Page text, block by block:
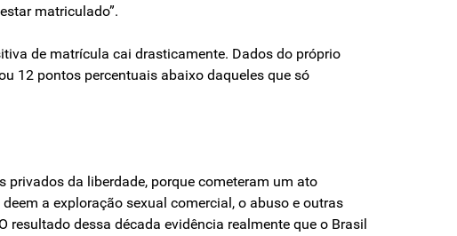
matriculado”.
de matrícula cai drasticamente. Dados do próprio
12 pontos percentuais abaixo daqueles que só
da liberdade, porque cometeram um ato
a exploração sexual comercial, o abuso e outras
dessa década evidência realmente que o Brasil